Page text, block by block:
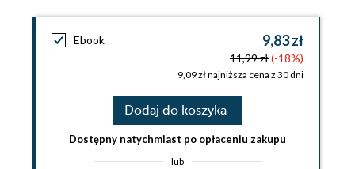
Ebook 9,83 zł
11,99 zł(-18%)
9,09 zł najniższa cena z 30 dni
Dodaj do koszyka
Dostępny natychmiast po opłaceniu zakupu
lub